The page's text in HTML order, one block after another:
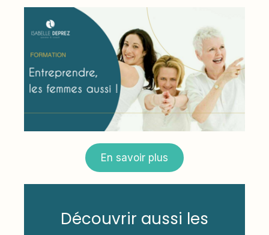
En savoir plus
Découvrir aussi les